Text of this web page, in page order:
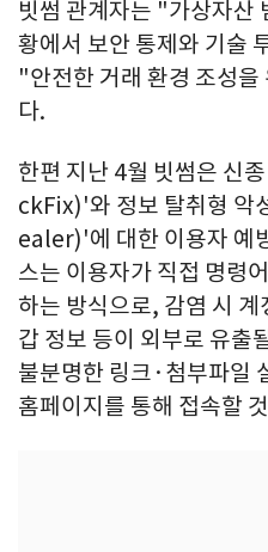
빗썸 관계자는 "가상자산
황에서 보안 통제와 기술
"안전한 거래 환경 조성
다.
한편 지난 4월 빗썸은 신
ckFix)'와 정보 탈취형
ealer)'에 대한 이용자 예
스는 이용자가 직접 명령
하는 방식으로, 감염 시 계
갑 정보 등이 외부로 유출
불분명한 링크·첨부파일
홈페이지를 통해 접속할